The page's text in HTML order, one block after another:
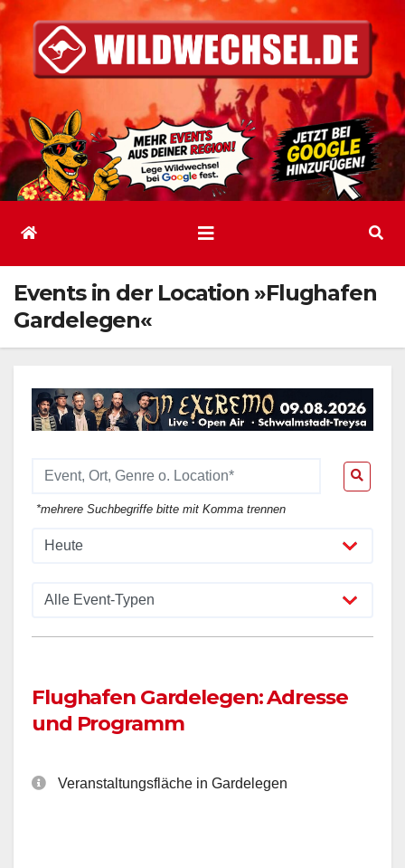
Inhalt
springen
Events in der Location »Flughafen
Gardelegen«
*mehrere Suchbegriffe bitte mit Komma trennen
Flughafen Gardelegen: Adresse
und Programm
Veranstaltungsfläche in Gardelegen